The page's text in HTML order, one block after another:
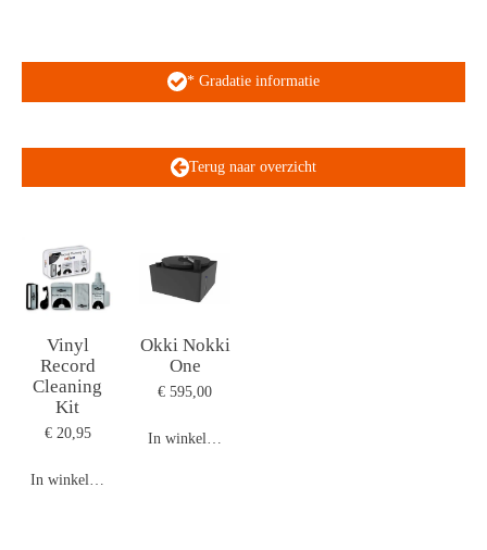
* Gradatie informatie
Terug naar overzicht
Vinyl
Record
Cleaning
Kit
€ 20,95
In winkelwagen
Okki Nokki
One
€ 595,00
In winkelwagen